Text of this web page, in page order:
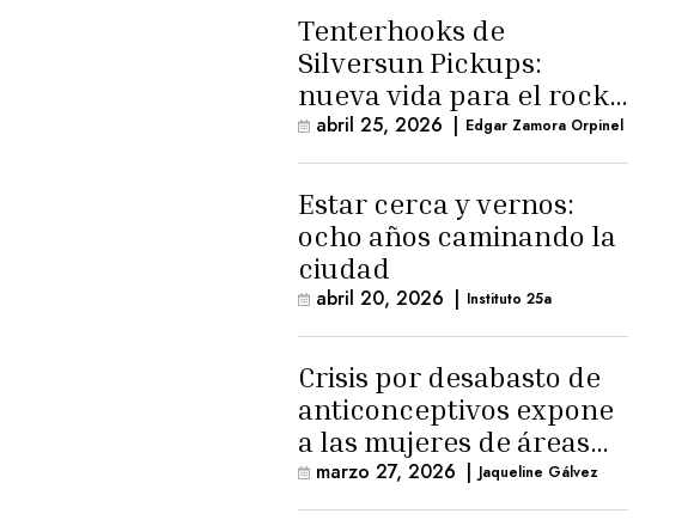
Tenterhooks de
Silversun Pickups:
nueva vida para el rock
alternativo
abril 25, 2026 | Edgar Zamora Orpinel
Estar cerca y vernos:
ocho años caminando la
ciudad
abril 20, 2026 | Instituto 25a
Crisis por desabasto de
anticonceptivos expone
a las mujeres de áreas
rurales
marzo 27, 2026 | Jaqueline Gálvez